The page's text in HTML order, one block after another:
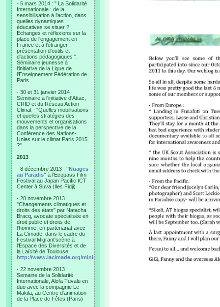
- 5 mars 2014 : " La Solidarité
Internationale : de la
sensibilisation à l'action, dans
quelles dynamiques
éducatives se situer ?
Echanges et réflexions sur la
place de l'engagement en
France et à l'étranger ;
présentation d'outils et
d'actions pédagogiques ".
Séminaire jeunesse à
l'initiative de la Ligue de
l'Enseignement Fédération de
Paris
- 30 et 31 janvier 2014 :
Séminaire à l'initiative d'Attac,
CRID et du Réseau Action
Climat - "Quelles mobilisations
et quelles stratégies des
mouvements et organisations
dans la perspective de la
Conférence des Nations-
Unies sur le climat Paris 2015
?"
2013
- 8 décembre 2013 : "Nuages
au Paradis" à l'Ecopass Film
Festival au Japan Pacific ICT
Center à Suva (Iles Fidji)
- 28 novembre 2013 :
"Changements climatiques et
droits des états" par Natacha
Bracq, avocate spécialisée en
droit public et droits de
l'homme, en partenariat avec
La Cimade, dans le cadre du
Festival Migrant'scène à
l'Espace des Diversités et de
la Laïcité de Toulouse.
http://www.lacimade.org/minisites/migrantscene
- 22 novembre 2013 :
Semaine de la Solidarité
Internationale, Alofa Tuvalu en
duo avec la compagnie Le
Makila, au Centre d'animation
de la Place de Fêtes (Paris)